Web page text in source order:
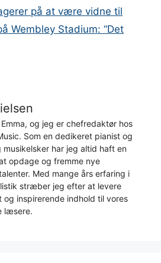
på at være vidne til
Wembley Stadium: “Det
og jeg er chefredaktør hos
Som en dedikeret pianist og
musikelsker har jeg altid haft en
opdage og fremme nye
Med mange års erfaring i
stræber jeg efter at levere
og inspirerende indhold til vores
læsere.